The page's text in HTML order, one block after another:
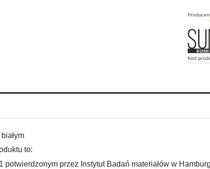
Kod
to:
potwierdzonym przez Instytut Badań materiałów w